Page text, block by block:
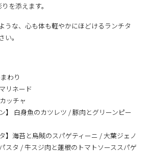
を添えます。
うな、心も体も軽やかにほどけるランチタ
。
わり
リネード
ッチャ
】 白身魚のカツレツ / 豚肉とグリーンピー
】海苔と烏賊のスパゲティーニ / 大葉ジェノ
スタ / 牛スジ肉と蓮根のトマトソーススパゲ